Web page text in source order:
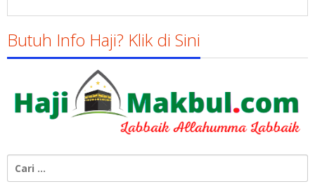
Butuh Info Haji? Klik di Sini
untuk: